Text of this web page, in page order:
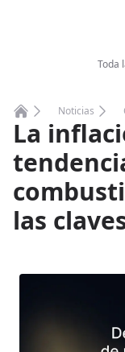
Toda
Home
Noticias
La
las